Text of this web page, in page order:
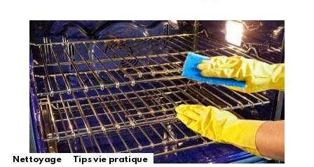
Nettoyage Tips vie pratique